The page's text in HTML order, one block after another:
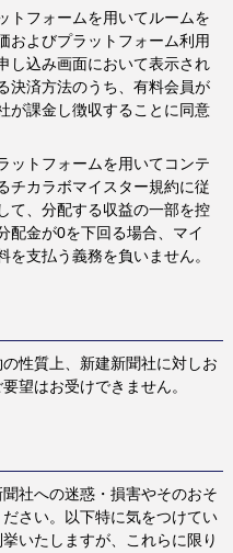
トフォームを用いてルームを
およびプラットフォーム利用
し込み画面において表示され
決済方法のうち、有料会員が
が課金し徴収することに同意
ットフォームを用いてコンテ
チカラボマイスター規約に従
て、分配する収益の一部を控
配金が0を下回る場合、マイ
を支払う義務を負いません。
性質上、新建新聞社に対しお
望はお受けできません。
社への迷惑・損害やそのおそ
さい。以下特に気をつけてい
いたしますが、これらに限り